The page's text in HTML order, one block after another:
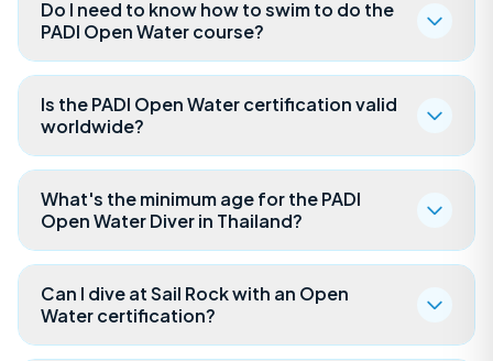
Do I need to know how to swim to do the
PADI Open Water course?
Is the PADI Open Water certification valid
worldwide?
What's the minimum age for the PADI
Open Water Diver in Thailand?
Can I dive at Sail Rock with an Open
Water certification?